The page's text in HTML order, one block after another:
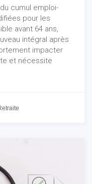
cumul emploi-
pour les
avant 64 ans,
intégral après
impacter
et nécessite